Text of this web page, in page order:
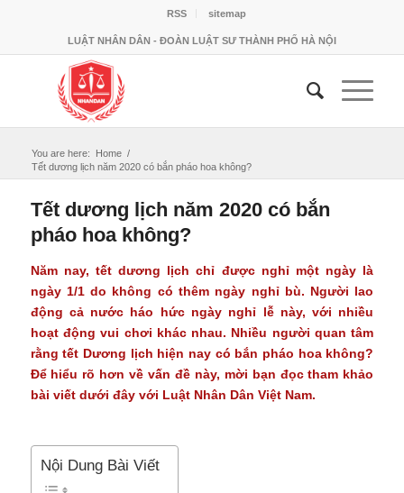
RSS sitemap
LUẬT NHÂN DÂN - ĐOÀN LUẬT SƯ THÀNH PHỐ HÀ NỘI
You are here: Home /
Tết dương lịch năm 2020 có bắn pháo hoa không?
Tết dương lịch năm 2020 có bắn
pháo hoa không?
Năm nay, tết dương lịch chỉ được nghỉ một ngày là
ngày 1/1 do không có thêm ngày nghỉ bù. Người lao
động cả nước háo hức ngày nghỉ lễ này, với nhiều
hoạt động vui chơi khác nhau. Nhiều người quan tâm
rằng tết Dương lịch hiện nay có bắn pháo hoa không?
Để hiểu rõ hơn về vấn đề này, mời bạn đọc tham khảo
bài viết dưới đây với Luật Nhân Dân Việt Nam.
Nội Dung Bài Viết